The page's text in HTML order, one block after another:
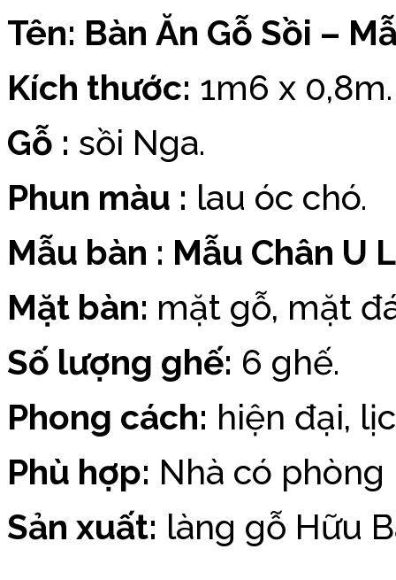
Tên: Bàn Ăn Gỗ Sồi –
Kích thước: 1m6 x 0,8m.
Gỗ : sồi Nga.
Phun màu : lau óc chó.
Mẫu bàn : Mẫu Chân U
Mặt bàn: mặt gỗ, mặt
Số lượng ghế: 6 ghế.
Phong cách: hiện đại,
Phù hợp: Nhà có
Sản xuất: làng gỗ Hữu